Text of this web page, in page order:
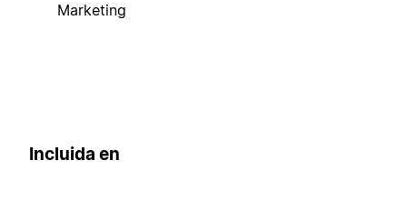
Marketing
Incluida en